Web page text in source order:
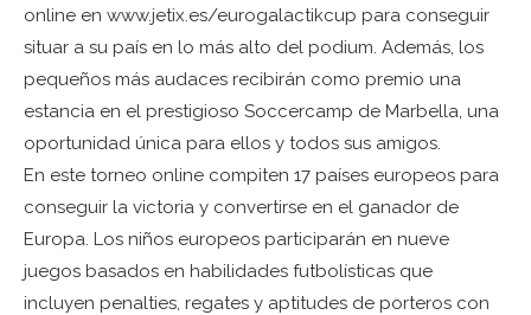
online en www.jetix.es/eurogalactikcup para conseguir
situar a su país en lo más alto del podium. Además, los
pequeños más audaces recibirán como premio una
estancia en el prestigioso Soccercamp de Marbella, una
oportunidad única para ellos y todos sus amigos.
En este torneo online compiten 17 países europeos para
conseguir la victoria y convertirse en el ganador de
Europa. Los niños europeos participarán en nueve
juegos basados en habilidades futbolísticas que
incluyen penalties, regates y aptitudes de porteros con